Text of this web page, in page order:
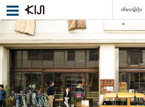
เที่ยวญี่ปุ่น
ค้นหา
เลือกย่าน